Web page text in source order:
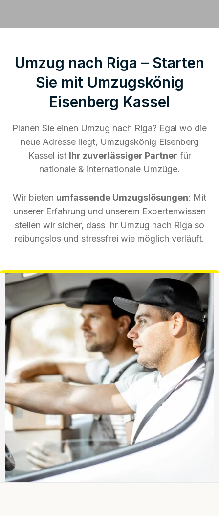
Umzug nach Riga – Starten
Sie mit Umzugskönig
Eisenberg Kassel
Planen Sie einen Umzug nach Riga? Egal wo die
neue Adresse liegt, Umzugskönig Eisenberg
Kassel ist Ihr zuverlässiger Partner für
nationale & internationale Umzüge.
Wir bieten umfassende Umzugslösungen: Mit
unserer Erfahrung und unserem Expertenwissen
stellen wir sicher, dass Ihr Umzug nach Riga so
reibungslos und stressfrei wie möglich verläuft.